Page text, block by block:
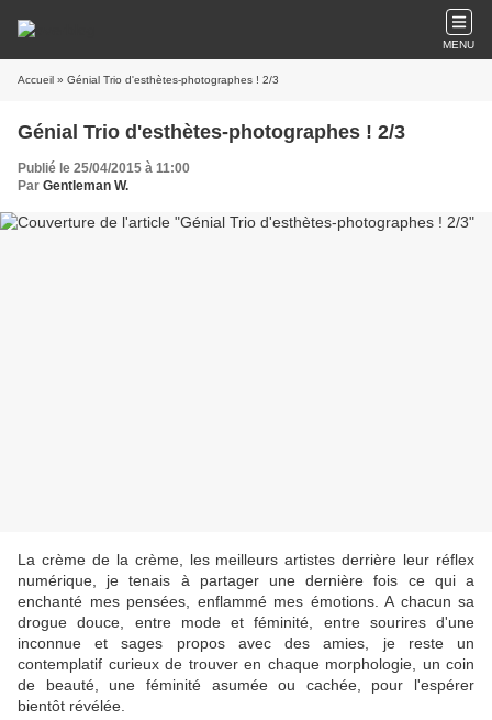
MENU
Accueil » Génial Trio d'esthètes-photographes ! 2/3
Génial Trio d'esthètes-photographes ! 2/3
Publié le 25/04/2015 à 11:00
Par Gentleman W.
La crème de la crème, les meilleurs artistes derrière leur réflex
numérique, je tenais à partager une dernière fois ce qui a
enchanté mes pensées, enflammé mes émotions. A chacun sa
drogue douce, entre mode et féminité, entre sourires d'une
inconnue et sages propos avec des amies, je reste un
contemplatif curieux de trouver en chaque morphologie, un coin
de beauté, une féminité asumée ou cachée, pour l'espérer
bientôt révélée.